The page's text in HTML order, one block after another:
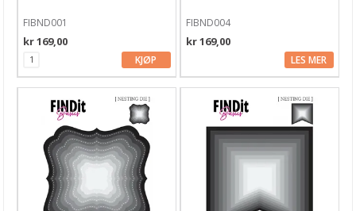
Gaveinnpakking
Kake & Bake
Bøker & Blader
Leverandører
FIBND001
kr 169,00
KJØP
FIBND004
kr 169,00
LES MER